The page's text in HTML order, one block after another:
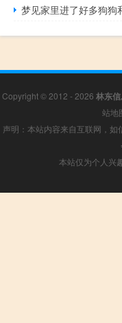
梦见家里进了好多狗狗
Copyright © 2012 - 2026 林东
站地
声明：本站内容来自互联网，
本站仅为个人兴